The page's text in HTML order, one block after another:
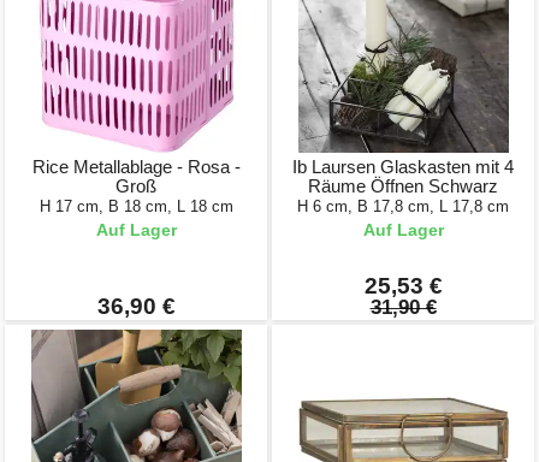
Rice Metallablage - Rosa -
Groß
H 17 cm, B 18 cm, L 18 cm
Auf Lager
36,90 €
Ib Laursen Glaskasten mit 4
Räume Öffnen Schwarz
H 6 cm, B 17,8 cm, L 17,8 cm
Auf Lager
25,53 €
31,90 €